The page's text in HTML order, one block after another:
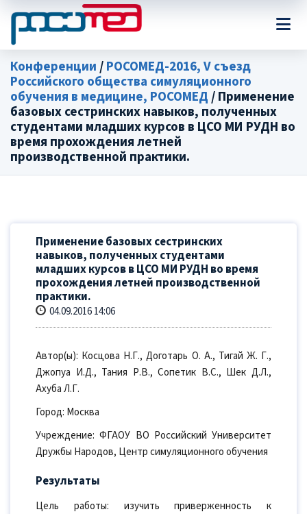
Конференции/РОСОМЕД-2016, V съезд
Российского общества симуляционного
обучения в медицине, РОСОМЕД/ Применение
базовых сестринских навыков, полученных
студентами младших курсов в ЦСО МИ РУДН во
время прохождения летней
производственной практики.
Применение базовых сестринских
навыков, полученных студентами
младших курсов в ЦСО МИ РУДН во время
прохождения летней производственной
практики.
04.09.2016 14:06
Автор(ы): Косцова Н.Г., Доготарь О. А., Тигай Ж. Г.,
Джопуа И.Д., Тания Р.В., Сопетик В.С., Шек Д.Л.,
Ахуба Л.Г.
Город: Москва
Учреждение: ФГАОУ ВО Российский Университет
Дружбы Народов, Центр симуляционного обучения
Результаты
Цель работы: изучить приверженность к